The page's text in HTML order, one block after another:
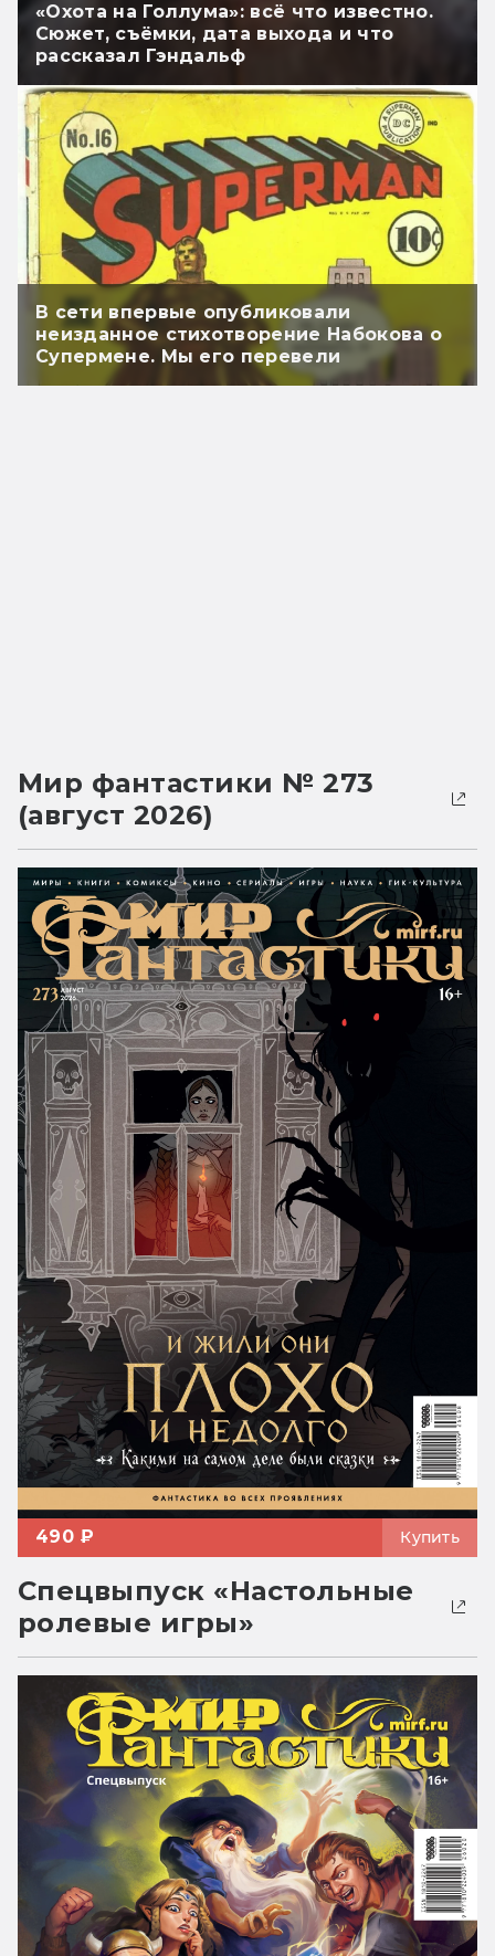
«Охота на Голлума»: всё что известно.
Сюжет, съёмки, дата выхода и что
рассказал Гэндальф
В сети впервые опубликовали
неизданное стихотворение Набокова о
Супермене. Мы его перевели
Мир фантастики № 273
(август 2026)
490 ₽ Купить
Спецвыпуск «Настольные
ролевые игры»